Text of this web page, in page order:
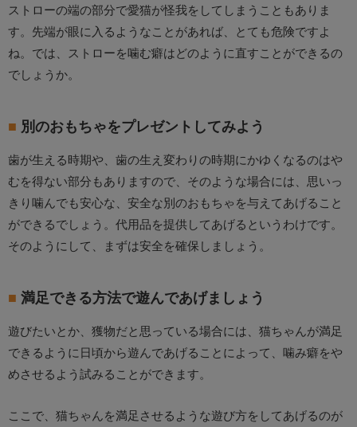
ストローの端の部分で愛猫が怪我をしてしまうこともありま
す。先端が眼に入るようなことがあれば、とても危険ですよ
ね。では、ストローを噛む癖はどのように直すことができるの
でしょうか。
別のおもちゃをプレゼントしてみよう
歯が生える時期や、歯の生え変わりの時期にかゆくなるのはや
むを得ない部分もありますので、そのような場合には、思いっ
きり噛んでも安心な、安全な別のおもちゃを与えてあげること
ができるでしょう。代用品を提供してあげるというわけです。
そのようにして、まずは安全を確保しましょう。
満足できる方法で遊んであげましょう
遊びたいとか、獲物だと思っている場合には、猫ちゃんが満足
できるように日頃から遊んであげることによって、噛み癖をや
めさせるよう試みることができます。
ここで、猫ちゃんを満足させるような遊び方をしてあげるのが